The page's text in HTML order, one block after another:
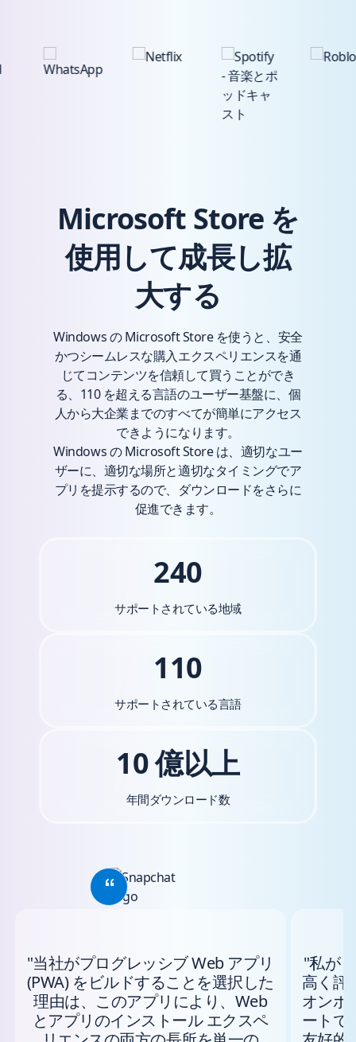
Microsoft Store を
使用して成長し拡
大する
Windows の Microsoft Store を使うと、安全
かつシームレスな購入エクスペリエンスを通
じてコンテンツを信頼して買うことができ
る、110 を超える言語のユーザー基盤に、個
人から大企業までのすべてが簡単にアクセス
できようになります。
Windows の Microsoft Store は、適切なユー
ザーに、適切な場所と適切なタイミングでア
プリを提示するので、ダウンロードをさらに
促進できます。
240
サポートされている地域
110
サポートされている言語
10 億以上
年間ダウンロード数
Skip placeholder for explicit slideshow label
Showing slide 1 of 5
"当社がプログレッシブ Web アプリ
(PWA) をビルドすることを選択した
理由は、このアプリにより、Web
とアプリのインストール エクスペ
"私が
高く評
オンボ
ートで